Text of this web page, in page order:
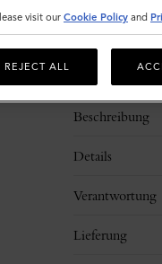
Beschreibung
Details
Verantwortung
Lieferung
visit our Cookie Policy and
REJECT ALL